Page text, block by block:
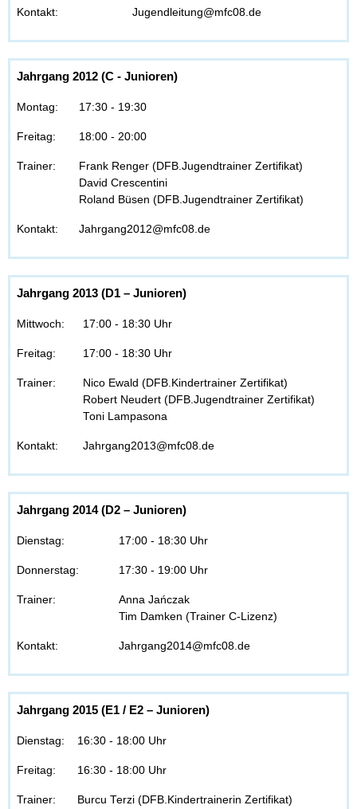
Kontakt: Jugendleitung@mfc08.de
Jahrgang 2012 (C - Junioren)
Montag: 17:30 - 19:30
Freitag: 18:00 - 20:00
Trainer:
Frank Renger (DFB.Jugendtrainer Zertifikat)
David Crescentini
Roland Büsen (DFB.Jugendtrainer Zertifikat)
Kontakt: Jahrgang2012@mfc08.de
Jahrgang 2013 (D1 – Junioren)
Mittwoch: 17:00 - 18:30 Uhr
Freitag: 17:00 - 18:30 Uhr
Trainer:
Nico Ewald (DFB.Kindertrainer Zertifikat)
Robert Neudert (DFB.Jugendtrainer Zertifikat)
Toni Lampasona
Kontakt: Jahrgang2013@mfc08.de
Jahrgang 2014 (D2 – Junioren)
Dienstag: 17:00 - 18:30 Uhr
Donnerstag: 17:30 - 19:00 Uhr
Trainer:
Anna Jańczak
Tim Damken (Trainer C-Lizenz)
Kontakt: Jahrgang2014@mfc08.de
Jahrgang 2015 (E1 / E2 – Junioren)
Dienstag: 16:30 - 18:00 Uhr
Freitag: 16:30 - 18:00 Uhr
Trainer: Burcu Terzi (DFB.Kindertrainerin Zertifikat)